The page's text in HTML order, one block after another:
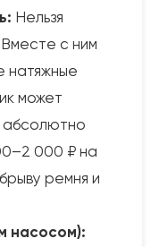
Нельзя
с ним
натяжные
может
абсолютно
000 ₽ на
ремня и
насосом):